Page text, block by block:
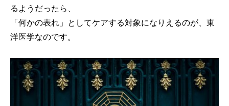
るようだったら、
「何かの表れ」としてケアする対象になりえるのが、東
洋医学なのです。